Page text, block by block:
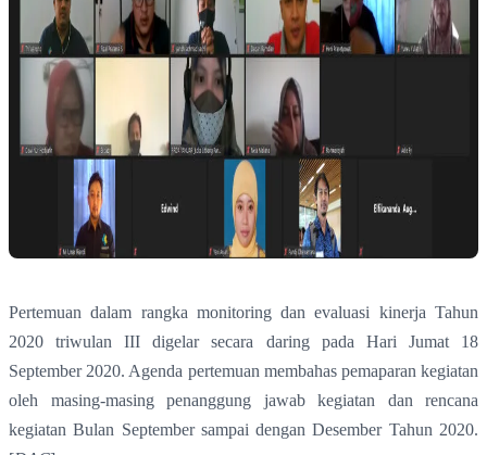
Pertemuan dalam rangka monitoring dan evaluasi kinerja Tahun
2020 triwulan III digelar secara daring pada Hari Jumat 18
September 2020. Agenda pertemuan membahas pemaparan kegiatan
oleh masing-masing penanggung jawab kegiatan dan rencana
kegiatan Bulan September sampai dengan Desember Tahun 2020.